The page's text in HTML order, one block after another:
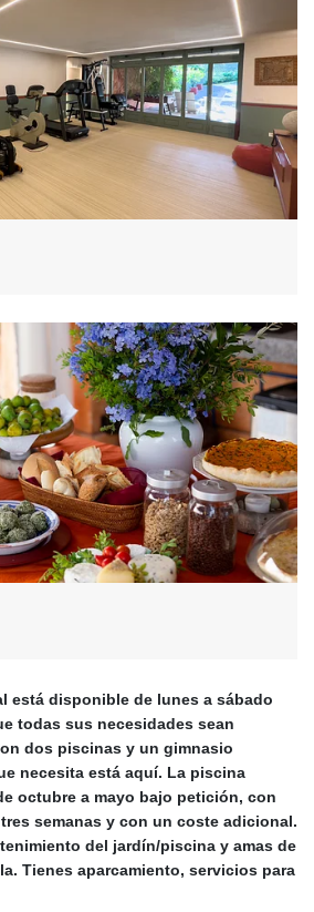
está disponible de lunes a sábado
todas sus necesidades sean
dos piscinas y un gimnasio
necesita está aquí. La piscina
octubre a mayo bajo petición, con
semanas y con un coste adicional.
del jardín/piscina y amas de
Tienes aparcamiento, servicios para